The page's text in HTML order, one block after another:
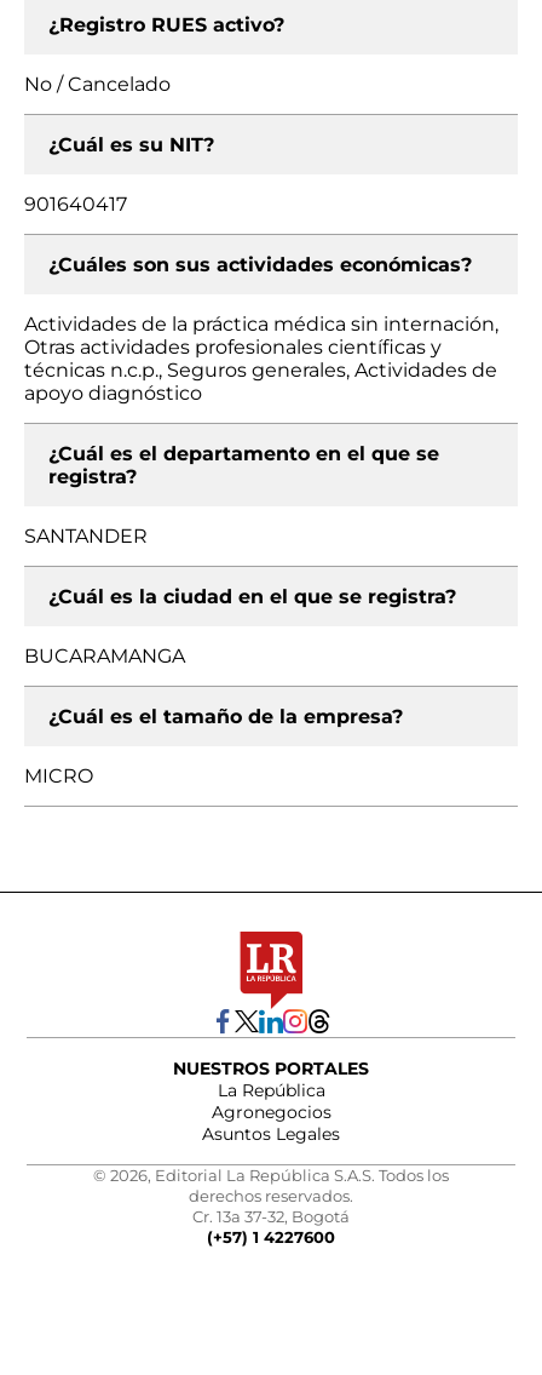
¿Registro RUES activo?
No / Cancelado
¿Cuál es su NIT?
901640417
¿Cuáles son sus actividades económicas?
Actividades de la práctica médica sin internación,
Otras actividades profesionales científicas y
técnicas n.c.p., Seguros generales, Actividades de
apoyo diagnóstico
¿Cuál es el departamento en el que se
registra?
SANTANDER
¿Cuál es la ciudad en el que se registra?
BUCARAMANGA
¿Cuál es el tamaño de la empresa?
MICRO
NUESTROS PORTALES
La República
Agronegocios
Asuntos Legales
© 2026, Editorial La República S.A.S. Todos los
derechos reservados.
Cr. 13a 37-32, Bogotá
(+57) 1 4227600